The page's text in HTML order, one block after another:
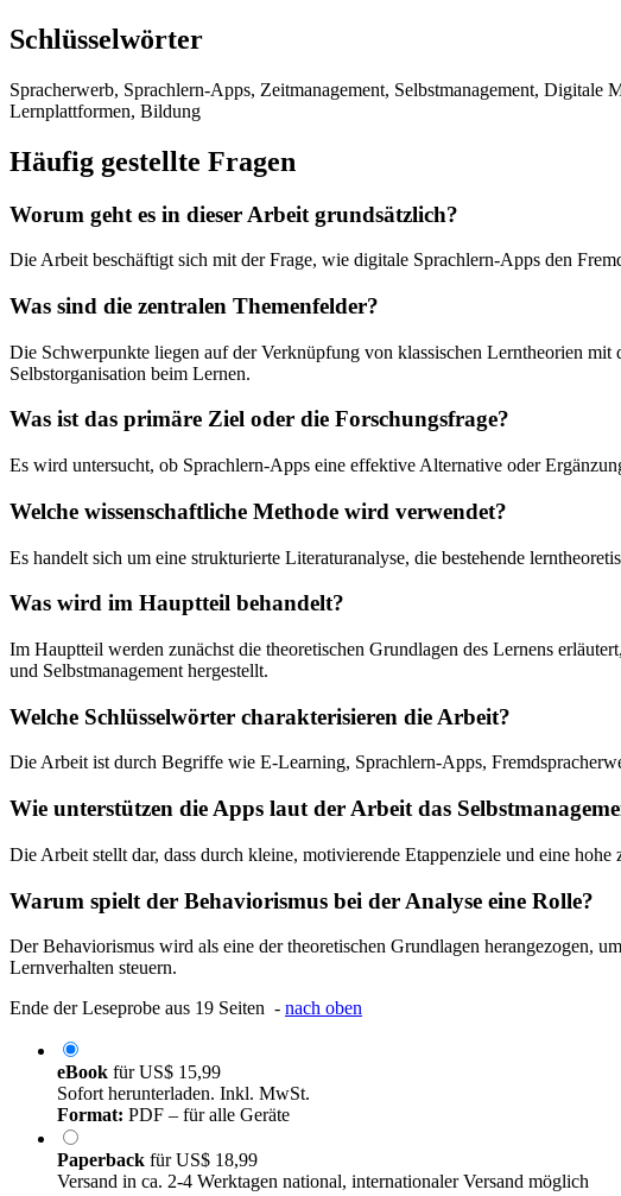
Schlüsselwörter
Spracherwerb, Sprachlern-Apps, Zeitmanagement, Selbstmanagement,
Lernplattformen, Bildung
Häufig gestellte Fragen
Worum geht es in dieser Arbeit grundsätzlich?
Die Arbeit beschäftigt sich mit der Frage, wie digitale Sprachlern-Apps den
Was sind die zentralen Themenfelder?
Die Schwerpunkte liegen auf der Verknüpfung von klassischen Lerntheorien
Selbstorganisation beim Lernen.
Was ist das primäre Ziel oder die Forschungsfrage?
Es wird untersucht, ob Sprachlern-Apps eine effektive Alternative oder
Welche wissenschaftliche Methode wird verwendet?
Es handelt sich um eine strukturierte Literaturanalyse, die bestehende
Was wird im Hauptteil behandelt?
Im Hauptteil werden zunächst die theoretischen Grundlagen des Lernens
und Selbstmanagement hergestellt.
Welche Schlüsselwörter charakterisieren die Arbeit?
Die Arbeit ist durch Begriffe wie E-Learning, Sprachlern-Apps,
Wie unterstützen die Apps laut der Arbeit das
Die Arbeit stellt dar, dass durch kleine, motivierende Etappenziele und eine
Warum spielt der Behaviorismus bei der Analyse eine Rolle?
Der Behaviorismus wird als eine der theoretischen Grundlagen herangezogen,
Lernverhalten steuern.
Ende der Leseprobe aus 19 Seiten - nach oben
eBook fürUS$ 15,99
Sofort herunterladen. Inkl. MwSt.
Format: PDF – für alle Geräte
Paperback fürUS$ 18,99
Versand in ca. 2-4 Werktagen national, internationaler Versand möglich